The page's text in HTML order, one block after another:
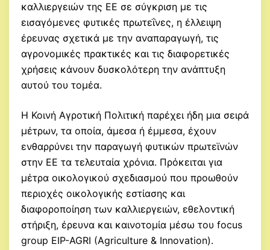
καλλιεργειών της ΕΕ σε σύγκριση με τις
εισαγόμενες φυτικές πρωτεΐνες, η έλλειψη
έρευνας σχετικά με την αναπαραγωγή, τις
αγρονομικές πρακτικές και τις διαφορετικές
χρήσεις κάνουν δυσκολότερη την ανάπτυξη
αυτού του τομέα.
Η Κοινή Αγροτική Πολιτική παρέχει ήδη μια σειρά
μέτρων, τα οποία, άμεσα ή έμμεσα, έχουν
ενθαρρύνει την παραγωγή φυτικών πρωτεϊνών
στην ΕΕ τα τελευταία χρόνια. Πρόκειται για
μέτρα οικολογικού σχεδιασμού που προωθούν
περιοχές οικολογικής εστίασης και
διαφοροποίηση των καλλιεργειών, εθελοντική
στήριξη, έρευνα και καινοτομία μέσω του focus
group EIP-AGRI (Agriculture & Innovation).